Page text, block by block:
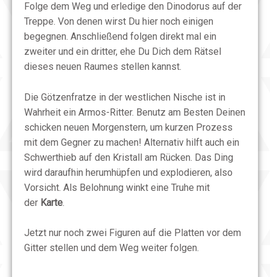
Folge dem Weg und erledige den Dinodorus auf der
Treppe. Von denen wirst Du hier noch einigen
begegnen. Anschließend folgen direkt mal ein
zweiter und ein dritter, ehe Du Dich dem Rätsel
dieses neuen Raumes stellen kannst.
Die Götzenfratze in der westlichen Nische ist in
Wahrheit ein Armos-Ritter. Benutz am Besten Deinen
schicken neuen Morgenstern, um kurzen Prozess
mit dem Gegner zu machen! Alternativ hilft auch ein
Schwerthieb auf den Kristall am Rücken. Das Ding
wird daraufhin herumhüpfen und explodieren, also
Vorsicht. Als Belohnung winkt eine Truhe mit
der Karte
Jetzt nur noch zwei Figuren auf die Platten vor dem
Gitter stellen und dem Weg weiter folgen.